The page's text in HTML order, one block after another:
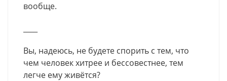
вообще.
Вы, надеюсь, не будете спорить с тем, что
чем человек хитрее и бессовестнее, тем
легче ему живётся?